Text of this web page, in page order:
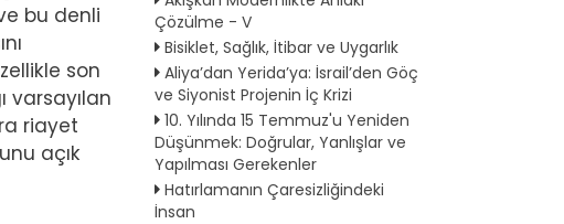
bu denli
son
varsayılan
riayet
açık
Çözülme - V
Bisiklet, Sağlık, İtibar ve Uygarlık
Aliya’dan Yerida’ya: İsrail’den Göç
ve Siyonist Projenin İç Krizi
10. Yılında 15 Temmuz'u Yeniden
Düşünmek: Doğrular, Yanlışlar ve
Yapılması Gerekenler
Hatırlamanın Çaresizliğindeki
İnsan